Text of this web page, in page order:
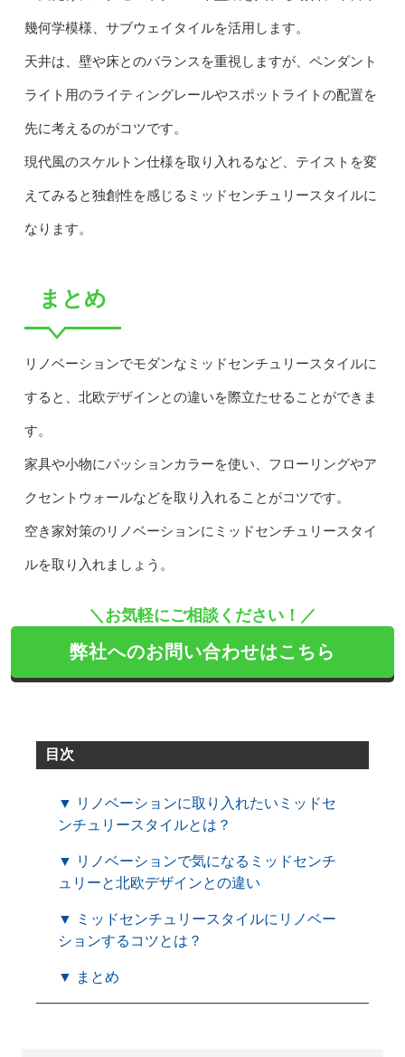
幾何学模様、サブウェイタイルを活用します。
天井は、壁や床とのバランスを重視しますが、ペンダント
ライト用のライティングレールやスポットライトの配置を
先に考えるのがコツです。
現代風のスケルトン仕様を取り入れるなど、テイストを変
えてみると独創性を感じるミッドセンチュリースタイルに
なります。
まとめ
リノベーションでモダンなミッドセンチュリースタイルに
すると、北欧デザインとの違いを際立たせることができま
す。
家具や小物にパッションカラーを使い、フローリングやア
クセントウォールなどを取り入れることがコツです。
空き家対策のリノベーションにミッドセンチュリースタイ
ルを取り入れましょう。
＼お気軽にご相談ください！／
弊社へのお問い合わせはこちら
目次
▼ リノベーションに取り入れたいミッドセ
ンチュリースタイルとは？
▼ リノベーションで気になるミッドセンチ
ュリーと北欧デザインとの違い
▼ ミッドセンチュリースタイルにリノベー
ションするコツとは？
▼ まとめ